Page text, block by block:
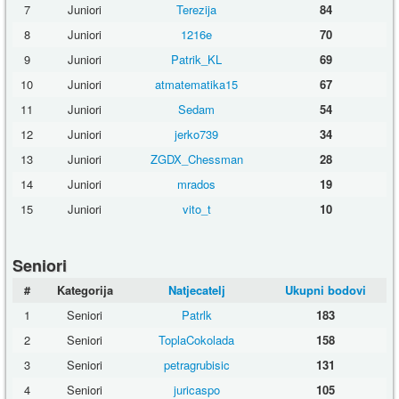
7
Juniori Terezija
84
8
Juniori 1216e
70
9
Juniori Patrik_KL
69
10
Juniori atmatematika15
67
11
Juniori Sedam
54
12
Juniori jerko739
34
13
Juniori ZGDX_Chessman
28
14
Juniori mrados
19
15
Juniori vito_t 10
Seniori
# Kategorija Natjecatelj
Ukupni bodovi
1
Seniori Patrlk
183
2
Seniori ToplaCokolada
158
3
Seniori petragrubisic
131
4
Seniori juricaspo
105